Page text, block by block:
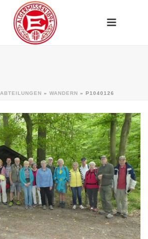
ABTEILUNGEN » WANDERN » P1040126